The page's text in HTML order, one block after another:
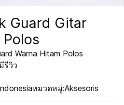
Guard Gitar
Warna Hitam Polos
รีวิว
หมวดหมู่:Aksesoris